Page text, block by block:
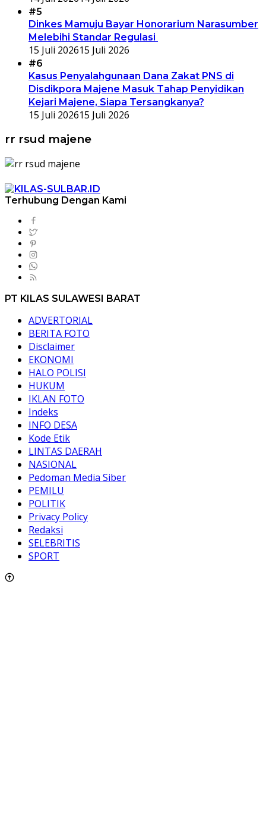
#5
Dinkes Mamuju Bayar Honorarium Narasumber
Melebihi Standar Regulasi
15 Juli 202615 Juli 2026
#6
Kasus Penyalahgunaan Dana Zakat PNS di
Disdikpora Majene Masuk Tahap Penyidikan
Kejari Majene, Siapa Tersangkanya?
15 Juli 202615 Juli 2026
rr rsud majene
Terhubung Dengan Kami
PT KILAS SULAWESI BARAT
ADVERTORIAL
BERITA FOTO
Disclaimer
EKONOMI
HALO POLISI
HUKUM
IKLAN FOTO
Indeks
INFO DESA
Kode Etik
LINTAS DAERAH
NASIONAL
Pedoman Media Siber
PEMILU
POLITIK
Privacy Policy
Redaksi
SELEBRITIS
SPORT